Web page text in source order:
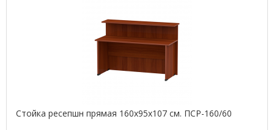
Стойка ресепшн прямая 160х95х107 см. ПСР-160/60